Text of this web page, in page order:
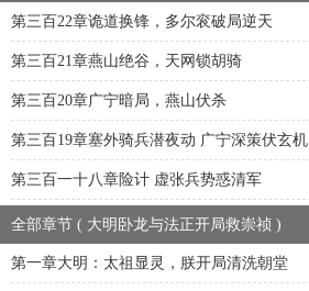
第三百22章诡道换锋，多尔衮破局逆天
第三百21章燕山绝谷，天网锁胡骑
第三百20章广宁暗局，燕山伏杀
第三百19章塞外骑兵潜夜动 广宁深策伏玄机
第三百一十八章险计 虚张兵势惑清军
全部章节 ( 大明卧龙与法正开局救崇祯 )
第一章大明：太祖显灵，朕开局清洗朝堂